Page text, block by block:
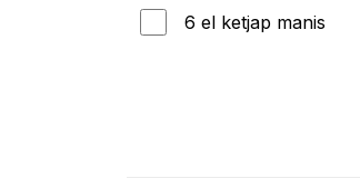
6 el ketjap manis